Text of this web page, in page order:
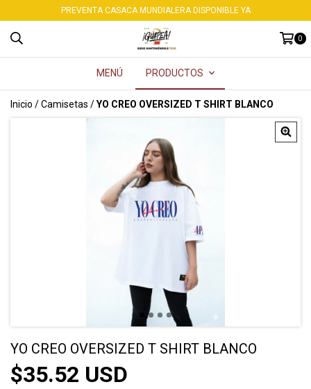
PREVENTA CASACA MUNDIALERA DISPONIBLE YA
0
MENÚ PRODUCTOS
Inicio /Camisetas /YO CREO OVERSIZED T SHIRT BLANCO
YO CREO OVERSIZED T SHIRT BLANCO
$35.52 USD